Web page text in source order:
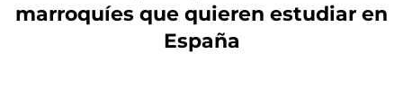
marroquíes que quieren estudiar en
España